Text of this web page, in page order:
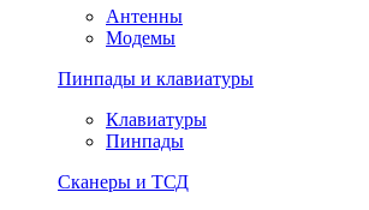
Антенны
Модемы
Пинпады и клавиатуры
Клавиатуры
Пинпады
Сканеры и ТСД